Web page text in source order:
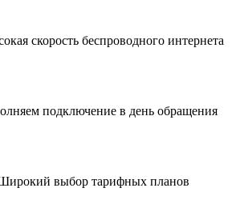
скорость беспроводного интернета
подключение в день обращения
выбор тарифных планов